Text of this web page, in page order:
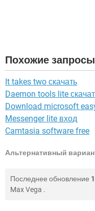
Похожие запросы
It takes two скачать
Daemon tools lite
Download microsoft
Messenger lite вход
Camtasia software free
Альтернативный
Последнее обновление
Max Vega .